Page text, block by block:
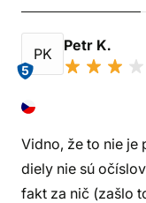
PK
5
Petr K.
Vidno, že to nie je
diely nie sú
fakt za nič (zašlo